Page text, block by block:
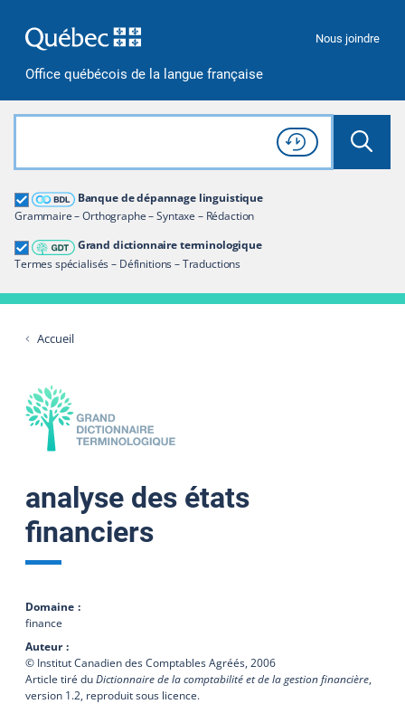
Office québécois de la langue française
Nous joindre
Rechercher dans tout le site
Lancer
Consulter l'
Historique
de recherche
Banque de dépannage linguistique
Grammaire – Orthographe – Syntaxe – Rédaction
Grand dictionnaire terminologique
Termes spécialisés – Définitions – Traductions
Grand dictionnaire terminologique
Restreindre aux termes
Accueil
analyse des états
financiers
Domaine
finance
Auteur
© Institut Canadien des Comptables Agréés, 2006
Article tiré duDictionnaire de la comptabilité et de la gestion financière,
version 1.2, reproduit sous licence.